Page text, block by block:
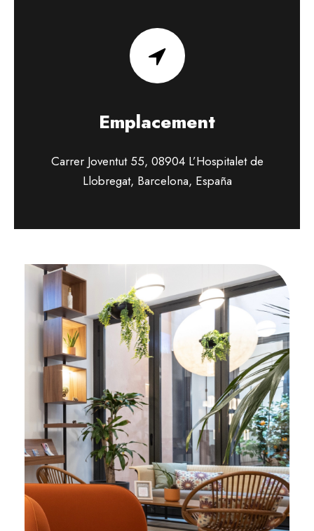
Emplacement
Carrer Joventut 55, 08904 L’Hospitalet de
Llobregat, Barcelona, España